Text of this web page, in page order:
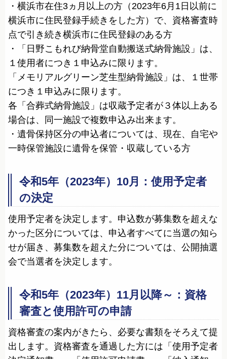
・横浜市在住3ヵ月以上の方（2023年6月1日以前に
横浜市に住民登録手続きをした方）で、資格審査時
点で引き続き横浜市に住民登録のある方
・「日野こもれび納骨堂自動搬送式納骨施設」は、
１使用者につき１申込みに限ります。
「メモリアルグリーン芝生型納骨施設」は、１世帯
につき１申込みに限ります。
各「合葬式納骨施設」は収蔵予定者が３体以上ある
場合は、同一施設で複数申込み出来ます。
・遺骨保持区分の申込者については、現在、自宅や
一時保管施設に遺骨を保管・収蔵している方
令和5年（2023年）10月：使用予定者
の決定
使用予定者を決定します。申込数が募集数を超えな
かった区分については、申込者すべてに当選の知ら
せが届き、募集数を超えた分については、公開抽選
会で当選者を決定します。
令和5年（2023年）11月以降～：資格
審査と使用許可の申請
資格審査の案内がきたら、必要な書類をそろえて提
出します。資格審査を通過した方には「使用予定者